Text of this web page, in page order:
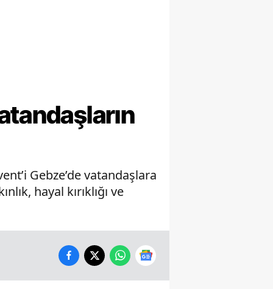
Gebze’de vatandaşlara
hayal kırıklığı ve